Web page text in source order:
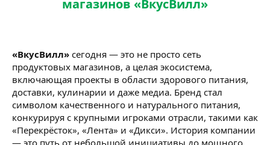
магазинов «ВкусВилл»
«ВкусВилл» сегодня — это не просто сеть
продуктовых магазинов, а целая экосистема,
включающая проекты в области здорового питания,
доставки, кулинарии и даже медиа. Бренд стал
символом качественного и натурального питания,
конкурируя с крупными игроками отрасли, такими как
«Перекрёсток», «Лента» и «Дикси». История компании